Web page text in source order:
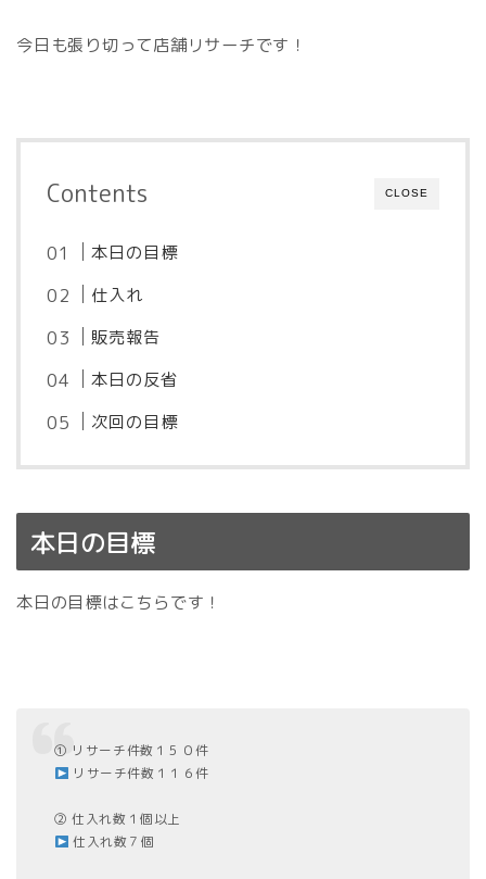
今日も張り切って店舗リサーチです！
CLOSE
Contents
本日の目標
仕入れ
販売報告
本日の反省
次回の目標
本日の目標
本日の目標はこちらです！
① リサーチ件数１５０件
リサーチ件数１１６件
② 仕入れ数１個以上
仕入れ数７個